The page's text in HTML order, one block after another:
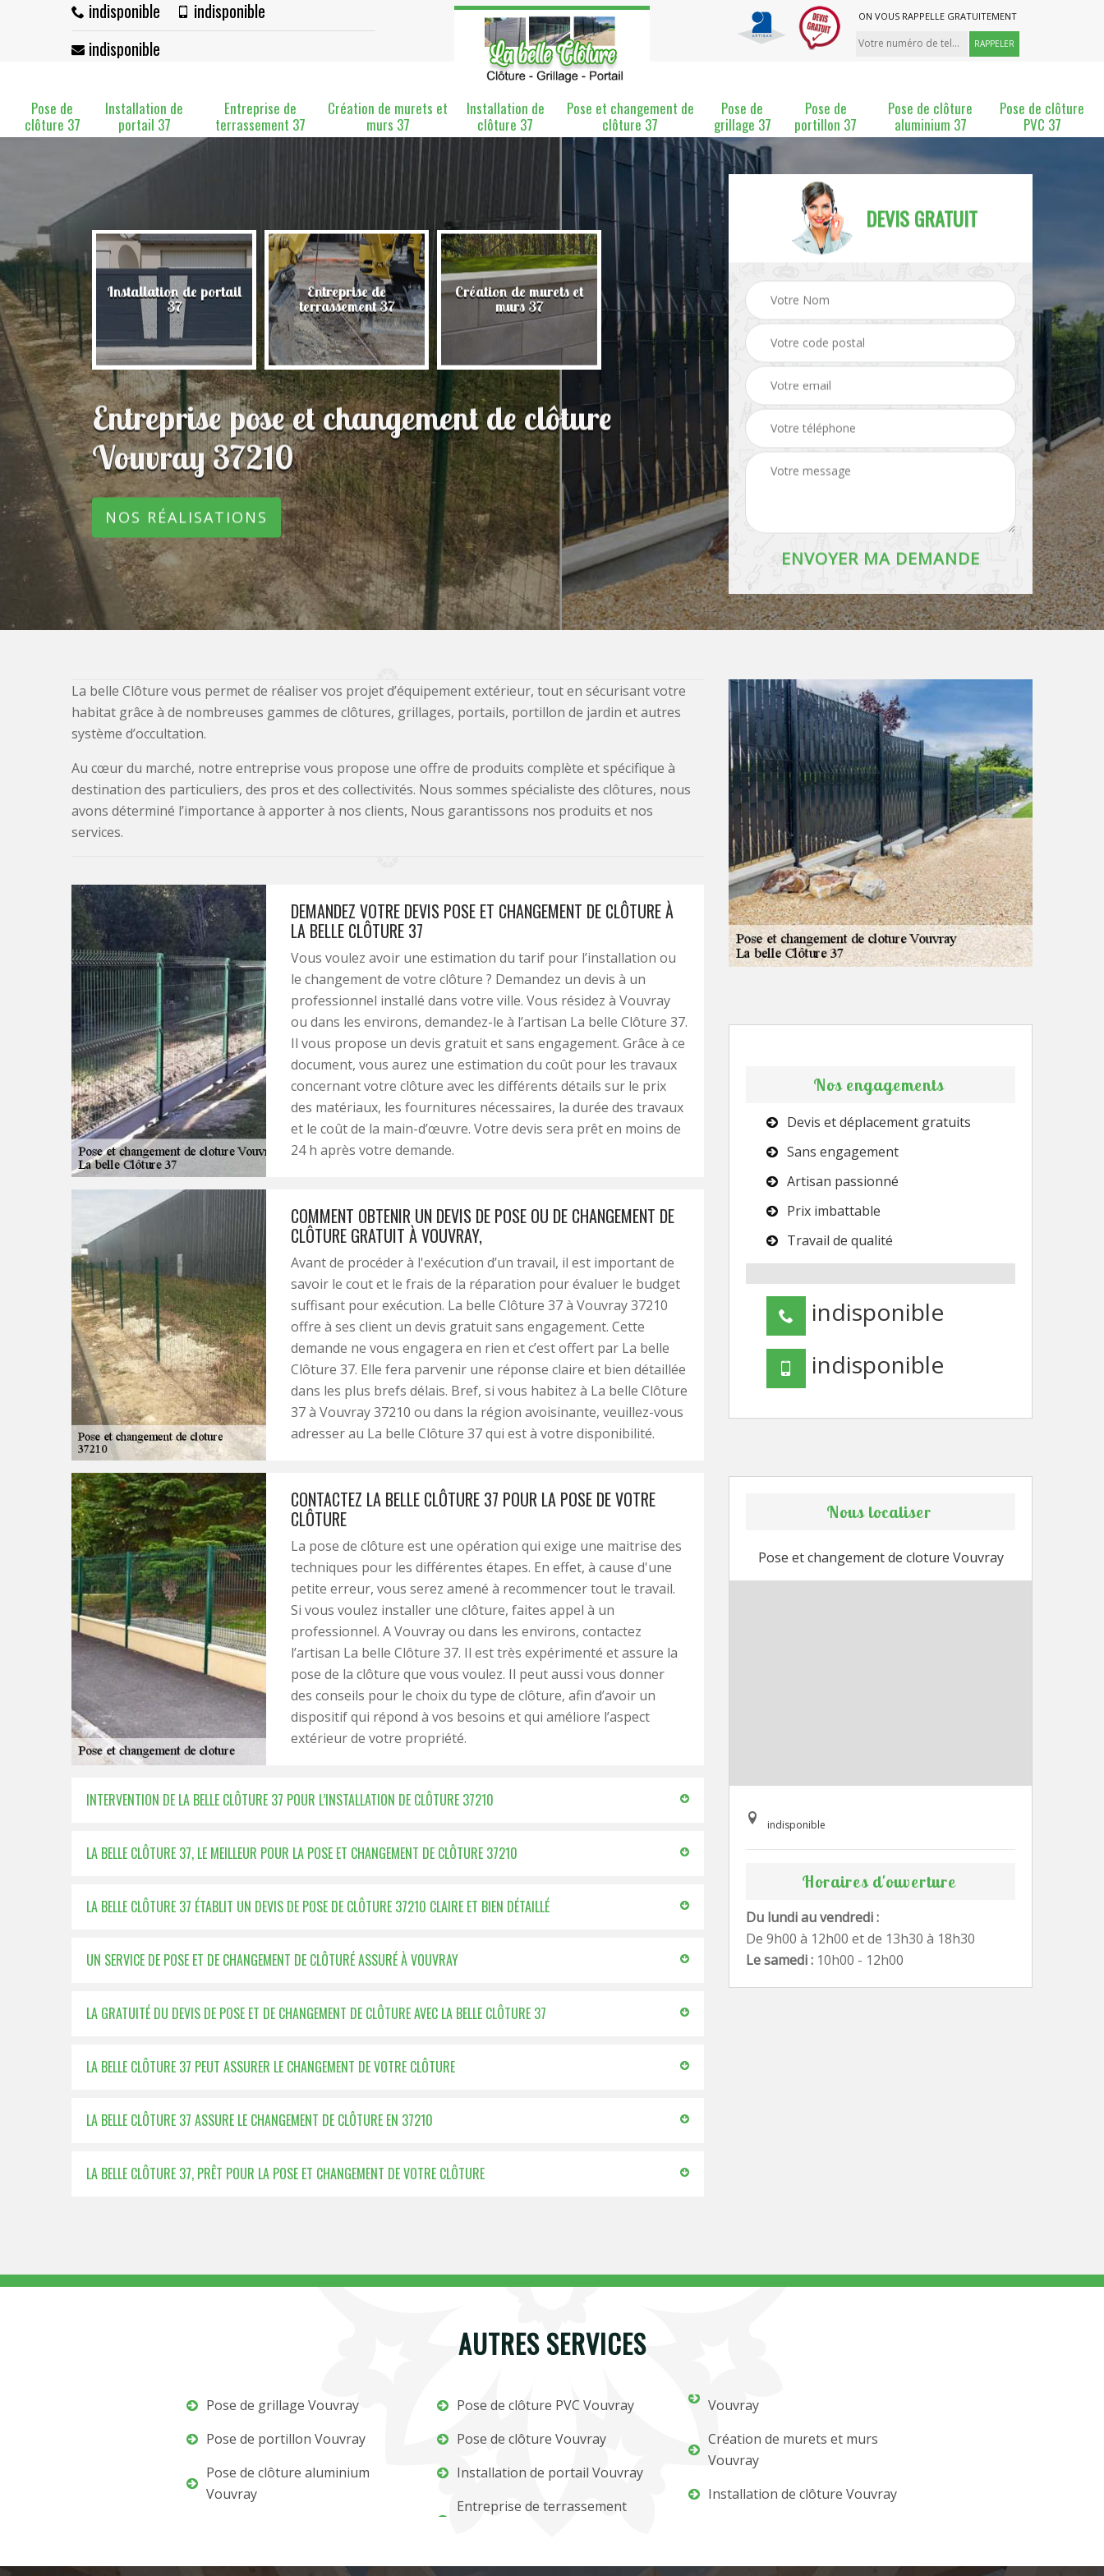
indisponible
indisponible
indisponible
ON VOUS RAPPELLE GRATUITEMENT
Pose de
clôture 37
Installation de
portail 37
Entreprise de
terrassement 37
Création de murets et
murs 37
Installation de
clôture 37
Pose et changement de
clôture 37
Pose de
grillage 37
Pose de
portillon 37
Pose de clôture
aluminium 37
Pose de clôture
PVC 37
37 Installation de portail
37
Entreprise de
terrassement 37
Création de murets et
murs 37
Installation de clôture
37
Pose et changement de Pose de grillage 37
Entreprise pose et changement de clôture
Vouvray 37210
NOS RÉALISATIONS
DEVIS GRATUIT
La belle Clôture vous permet de réaliser vos projet d’équipement extérieur, tout en sécurisant votre
habitat grâce à de nombreuses gammes de clôtures, grillages, portails, portillon de jardin et autres
système d’occultation.
Au cœur du marché, notre entreprise vous propose une offre de produits complète et spécifique à
destination des particuliers, des pros et des collectivités. Nous sommes spécialiste des clôtures, nous
avons déterminé l’importance à apporter à nos clients, Nous garantissons nos produits et nos
services.
DEMANDEZ VOTRE DEVIS POSE ET CHANGEMENT DE CLÔTURE À
LA BELLE CLÔTURE 37
Vous voulez avoir une estimation du tarif pour l’installation ou
le changement de votre clôture ? Demandez un devis à un
professionnel installé dans votre ville. Vous résidez à Vouvray
ou dans les environs, demandez-le à l’artisan La belle Clôture 37.
Il vous propose un devis gratuit et sans engagement. Grâce à ce
document, vous aurez une estimation du coût pour les travaux
concernant votre clôture avec les différents détails sur le prix
des matériaux, les fournitures nécessaires, la durée des travaux
et le coût de la main-d’œuvre. Votre devis sera prêt en moins de
24 h après votre demande.
COMMENT OBTENIR UN DEVIS DE POSE OU DE CHANGEMENT DE
CLÔTURE GRATUIT À VOUVRAY,
Avant de procéder à l'exécution d’un travail, il est important de
savoir le cout et le frais de la réparation pour évaluer le budget
suffisant pour exécution. La belle Clôture 37 à Vouvray 37210
offre à ses client un devis gratuit sans engagement. Cette
demande ne vous engagera en rien et c’est offert par La belle
Clôture 37. Elle fera parvenir une réponse claire et bien détaillée
dans les plus brefs délais. Bref, si vous habitez à La belle Clôture
37 à Vouvray 37210 ou dans la région avoisinante, veuillez-vous
adresser au La belle Clôture 37 qui est à votre disponibilité.
CONTACTEZ LA BELLE CLÔTURE 37 POUR LA POSE DE VOTRE
CLÔTURE
La pose de clôture est une opération qui exige une maitrise des
techniques pour les différentes étapes. En effet, à cause d'une
petite erreur, vous serez amené à recommencer tout le travail.
Si vous voulez installer une clôture, faites appel à un
professionnel. A Vouvray ou dans les environs, contactez
l’artisan La belle Clôture 37. Il est très expérimenté et assure la
pose de la clôture que vous voulez. Il peut aussi vous donner
des conseils pour le choix du type de clôture, afin d’avoir un
dispositif qui répond à vos besoins et qui améliore l’aspect
extérieur de votre propriété.
INTERVENTION DE LA BELLE CLÔTURE 37 POUR L’INSTALLATION DE CLÔTURE 37210
LA BELLE CLÔTURE 37, LE MEILLEUR POUR LA POSE ET CHANGEMENT DE CLÔTURE 37210
LA BELLE CLÔTURE 37 ÉTABLIT UN DEVIS DE POSE DE CLÔTURE 37210 CLAIRE ET BIEN DÉTAILLÉ
UN SERVICE DE POSE ET DE CHANGEMENT DE CLÔTURÉ ASSURÉ À VOUVRAY
LA GRATUITÉ DU DEVIS DE POSE ET DE CHANGEMENT DE CLÔTURE AVEC LA BELLE CLÔTURE 37
LA BELLE CLÔTURE 37 PEUT ASSURER LE CHANGEMENT DE VOTRE CLÔTURE
LA BELLE CLÔTURE 37 ASSURE LE CHANGEMENT DE CLÔTURE EN 37210
LA BELLE CLÔTURE 37, PRÊT POUR LA POSE ET CHANGEMENT DE VOTRE CLÔTURE
Nos engagements
Devis et déplacement gratuits
Sans engagement
Artisan passionné
Prix imbattable
Travail de qualité
indisponible
indisponible
Nous localiser
Pose et changement de cloture Vouvray
indisponible
Horaires d'ouverture
Du lundi au vendredi :
De 9h00 à 12h00 et de 13h30 à 18h30
Le samedi : 10h00 - 12h00
AUTRES SERVICES
Pose de grillage Vouvray
Pose de portillon Vouvray
Pose de clôture aluminium
Vouvray
Pose de clôture PVC Vouvray
Pose de clôture Vouvray
Installation de portail Vouvray
Entreprise de terrassement
Vouvray
Création de murets et murs
Vouvray
Installation de clôture Vouvray